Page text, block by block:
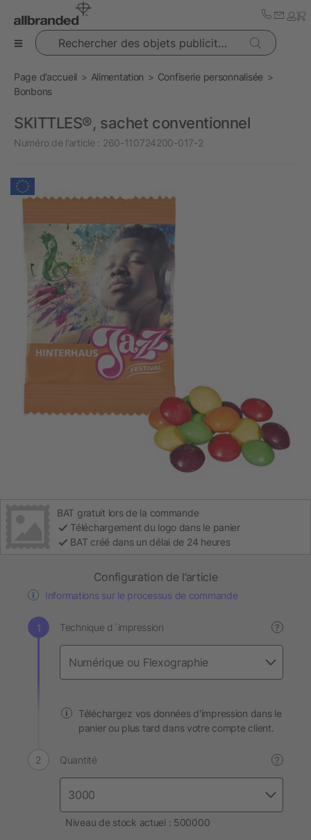
Rechercher des objets publicitaires
Page d’accueil Alimentation
Confiserie personnalisée
Bonbons
SKITTLES®, sachet conventionnel
Numéro de l’article : 260-110724200-017-2
BAT gratuit lors de la commande
Téléchargement du logo dans le panier
BAT créé dans un délai de 24 heures
Configuration de l’article
Informations sur le processus de commande
Technique d´impression ?
Téléchargez vos données d'impression dans le
panier ou plus tard dans votre compte client.
Quantité ?
Niveau de stock actuel : 500000